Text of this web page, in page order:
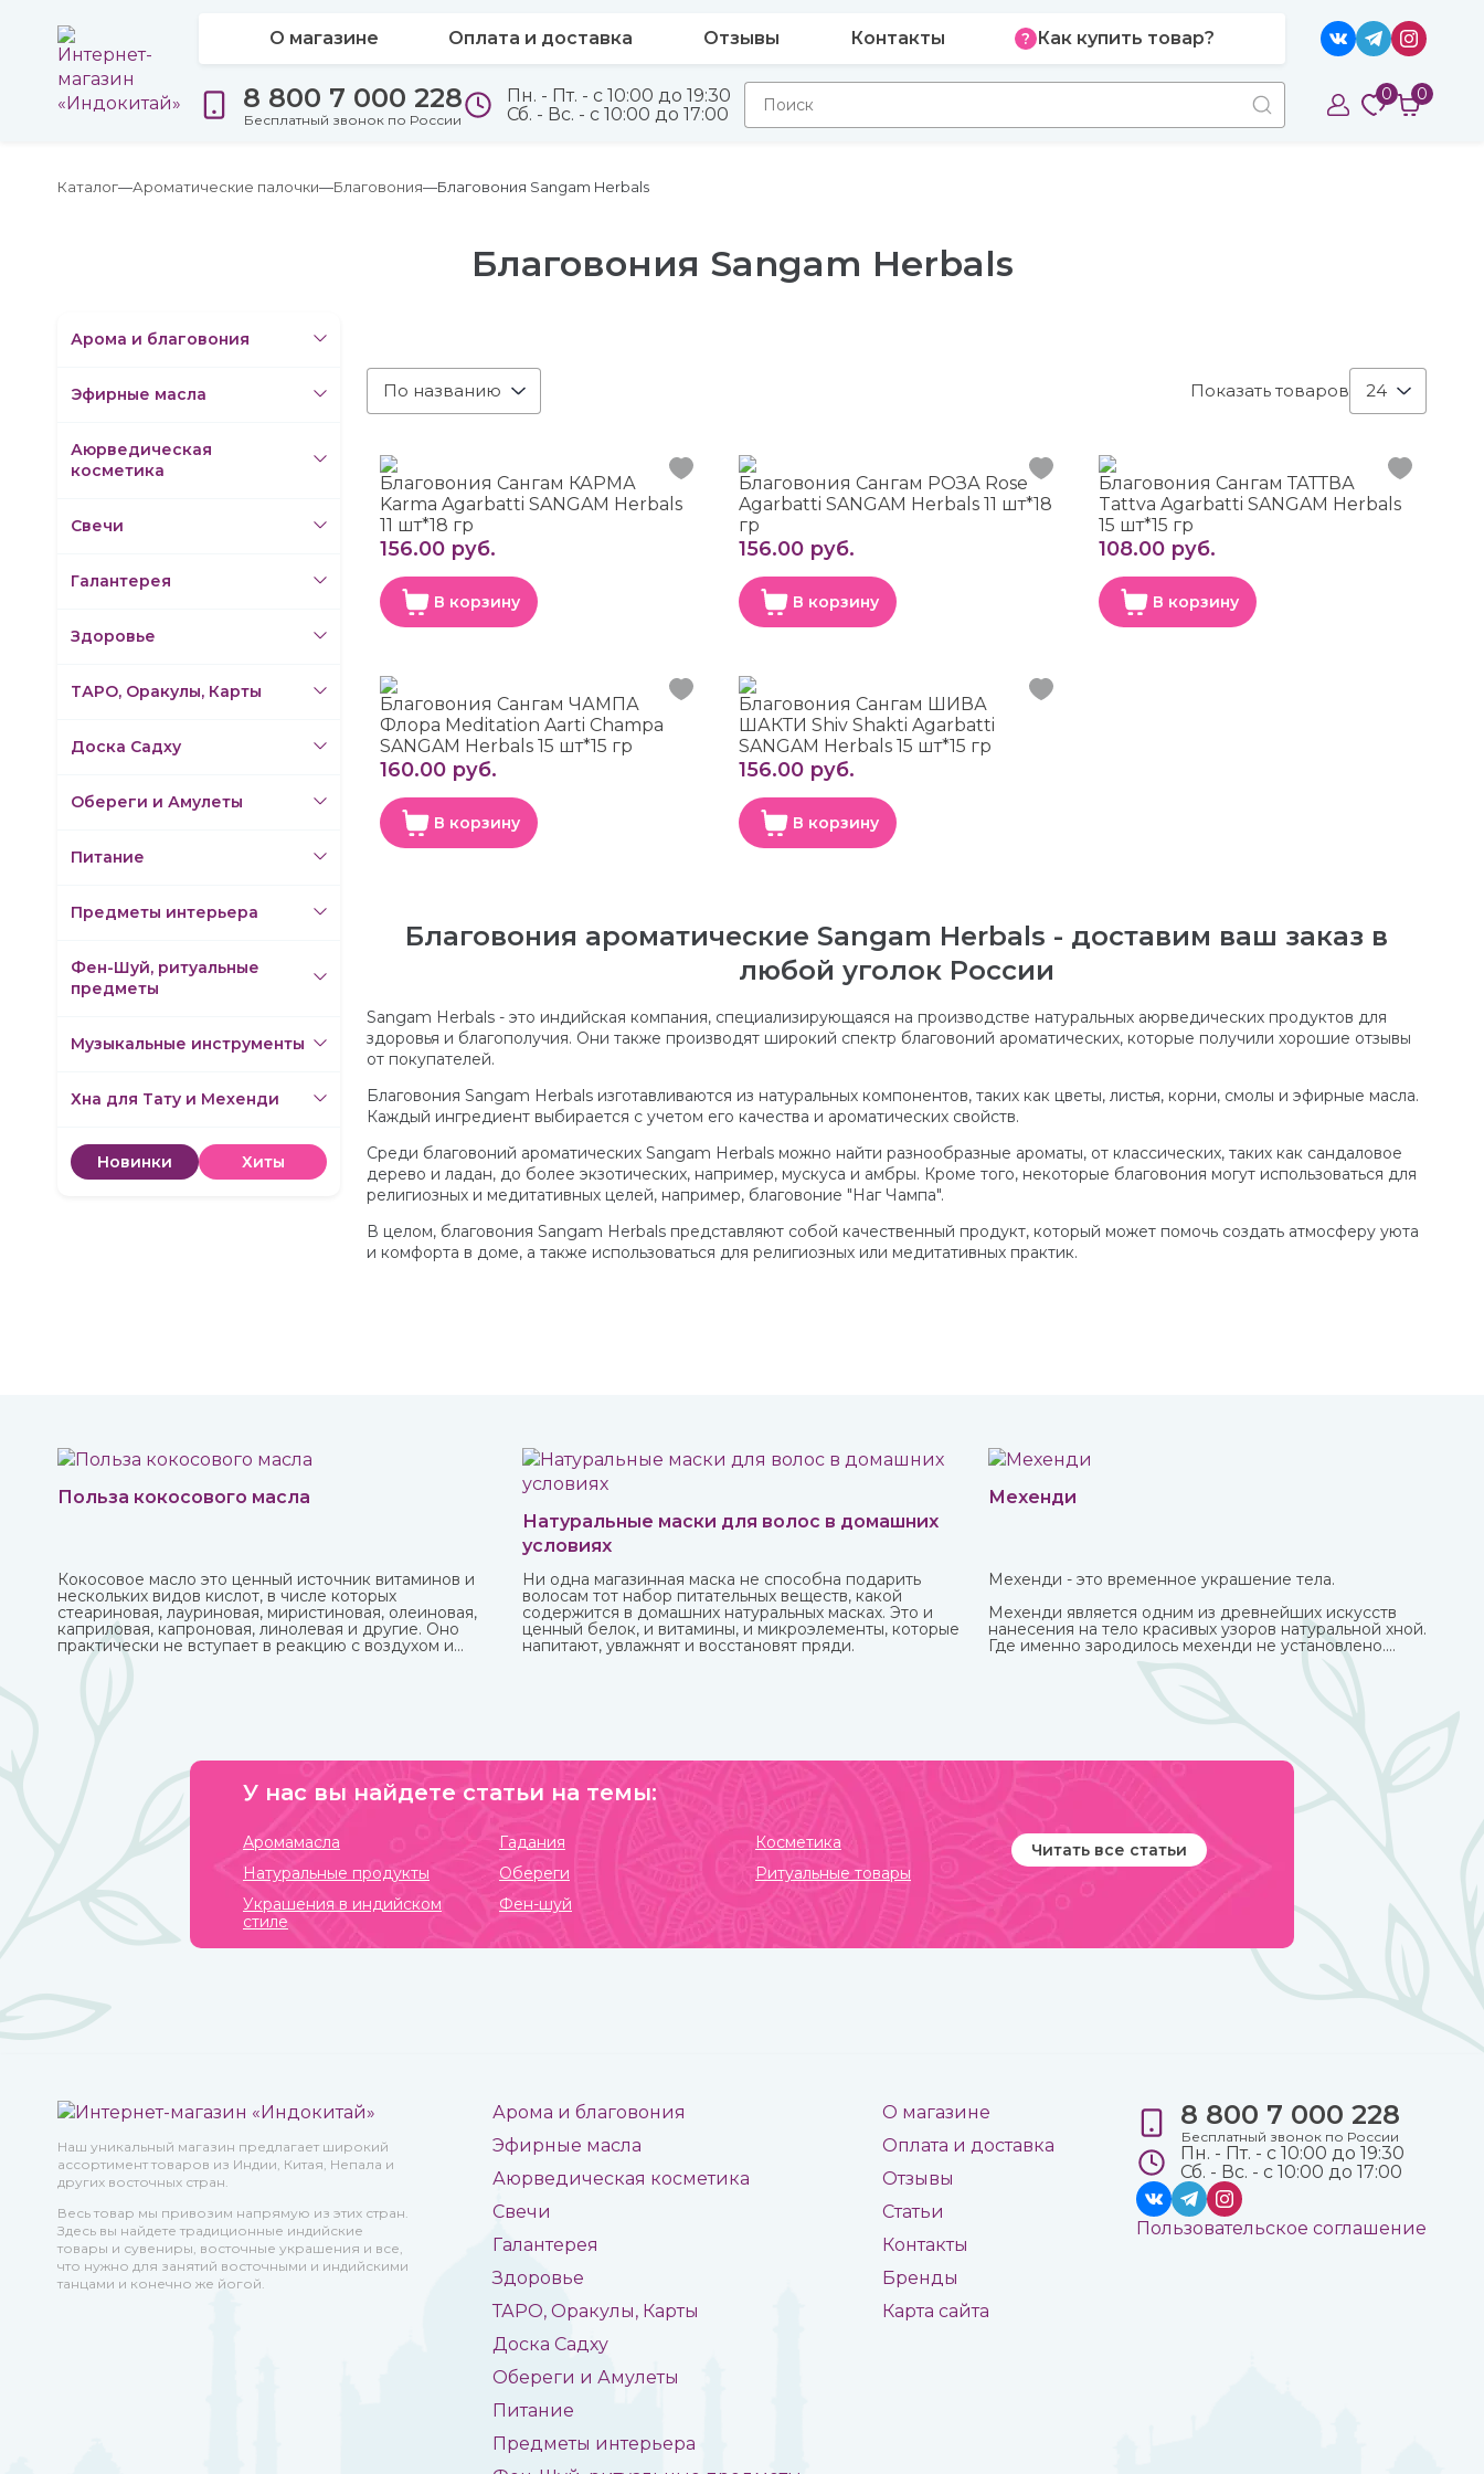
О магазине Оплата и доставка Отзывы Контакты Как купить товар?
8 800 7 000 228
Бесплатный звонок по России
Пн. - Пт. - с 10:00 до 19:30
Сб. - Вс. - с 10:00 до 17:00
0 0
Каталог Ароматические палочки Благовония Благовония Sangam Herbals
Благовония Sangam Herbals
Арома и благовония
Эфирные масла
Аюрведическая
косметика
Свечи
Галантерея
Здоровье
ТАРО, Оракулы, Карты
Доска Садху
Обереги и Амулеты
Питание
Предметы интерьера
Фен-Шуй, ритуальные
предметы
Музыкальные инструменты
Хна для Тату и Мехенди
Новинки Хиты
По названию Показать товаров 24
Благовония Сангам КАРМА
Karma Agarbatti SANGAM Herbals
11 шт*18 гр
156.00 руб.
В корзину
Благовония Сангам РОЗА Rose
Agarbatti SANGAM Herbals 11 шт*18
гр
156.00 руб.
В корзину
Благовония Сангам ТАТТВА
Tattva Agarbatti SANGAM Herbals
15 шт*15 гр
108.00 руб.
В корзину
Благовония Сангам ЧАМПА
Флора Meditation Aarti Champa
SANGAM Herbals 15 шт*15 гр
160.00 руб.
В корзину
Благовония Сангам ШИВА
ШАКТИ Shiv Shakti Agarbatti
SANGAM Herbals 15 шт*15 гр
156.00 руб.
В корзину
Благовония ароматические Sangam Herbals - доставим ваш заказ в
любой уголок России
Sangam Herbals - это индийская компания, специализирующаяся на производстве натуральных аюрведических продуктов для
здоровья и благополучия. Они также производят широкий спектр благовоний ароматических, которые получили хорошие отзывы
от покупателей.
Благовония Sangam Herbals изготавливаются из натуральных компонентов, таких как цветы, листья, корни, смолы и эфирные масла.
Каждый ингредиент выбирается с учетом его качества и ароматических свойств.
Среди благовоний ароматических Sangam Herbals можно найти разнообразные ароматы, от классических, таких как сандаловое
дерево и ладан, до более экзотических, например, мускуса и амбры. Кроме того, некоторые благовония могут использоваться для
религиозных и медитативных целей, например, благовоние "Наг Чампа".
В целом, благовония Sangam Herbals представляют собой качественный продукт, который может помочь создать атмосферу уюта
и комфорта в доме, а также использоваться для религиозных или медитативных практик.
Польза кокосового масла
Кокосовое масло это ценный источник витаминов и
нескольких видов кислот, в числе которых
стеариновая, лауриновая, миристиновая, олеиновая,
каприловая, капроновая, линолевая и другие. Оно
практически не вступает в реакцию с воздухом и
остается пригодным в течение нескольких лет. В
Аюрведе оно считается одним из самых важных,
обладает охлаждающими, успокаивающими,
освежающими свойствами. Купить кокосовое масло
от известных марок вы можете в интернет-магазине
ИндоКитай.
Натуральные маски для волос в домашних
условиях
Ни одна магазинная маска не способна подарить
волосам тот набор питательных веществ, какой
содержится в домашних натуральных масках. Это и
ценный белок, и витамины, и микроэлементы, которые
напитают, увлажнят и восстановят пряди.
Мехенди
Мехенди - это временное украшение тела.
Мехенди является одним из древнейших искусств
нанесения на тело красивых узоров натуральной хной.
Где именно зародилось мехенди не установлено.
Многими веками росписью хной занимались народы
разных стран и континентов, которые привносили в
нее свои культурные традиции.
У нас вы найдете статьи на темы:
Аромамасла Гадания
Косметика
Натуральные продукты
Обереги
Ритуальные товары
Украшения в индийском
стиле
Фен-шуй
Читать все статьи
Наш уникальный магазин предлагает широкий
ассортимент товаров из Индии, Китая, Непала и
других восточных стран.
Весь товар мы привозим напрямую из этих стран.
Здесь вы найдете традиционные индийские
товары и сувениры, восточные украшения и все,
что нужно для занятий восточными и индийскими
танцами и конечно же йогой.
Арома и благовония
Эфирные масла
Аюрведическая косметика
Свечи
Галантерея
Здоровье
ТАРО, Оракулы, Карты
Доска Садху
Обереги и Амулеты
Питание
Предметы интерьера
О магазине
Оплата и доставка
Отзывы
Статьи
Контакты
Бренды
Карта сайта
8 800 7 000 228
Бесплатный звонок по России
Пн. - Пт. - с 10:00 до 19:30
Сб. - Вс. - с 10:00 до 17:00
Пользовательское соглашение